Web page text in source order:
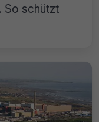
So schützt